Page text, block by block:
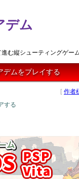
デム
む縦シューティングゲー
ムをプレイする
[ 作者
する